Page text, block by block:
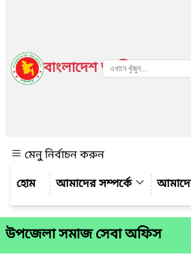
বাংলাদেশ জাতীয় তথ্য
মেনু নির্বাচন করুন
আমাদের সম্পর্কে
উপজেলা সমাজ সেবা অফিস